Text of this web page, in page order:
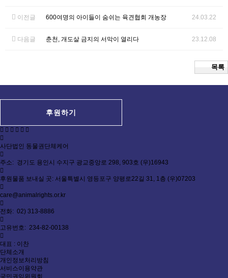
이전글 600여명의 아이들이 숨쉬는 육견협회 개농장 24.03.22
다음글 춘천, 개도살 금지의 서막이 열리다 23.12.08
목록
후원하기
사단법인 동물권단체케어
주소: 경기도 용인시 수지구 광교중앙로 298, 903호 (우)16943
후원물품 보내실 곳: 서울특별시 영등포구 양평로22길 31, 1층 (우)07203
care@animalrights.or.kr
전화: 02) 313-8886
고유번호: 234-82-00138
대표 : 이찬
단체소개
개인정보처리방침
서비스이용약관
국민권익위원회